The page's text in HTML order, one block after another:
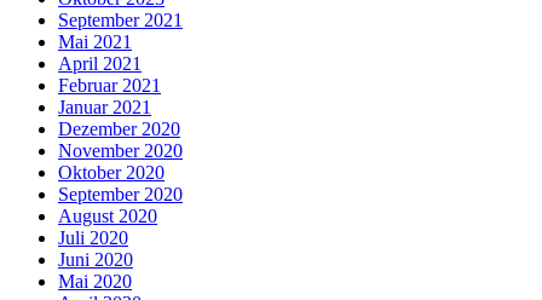
September 2021
Mai 2021
April 2021
Februar 2021
Januar 2021
Dezember 2020
November 2020
Oktober 2020
September 2020
August 2020
Juli 2020
Juni 2020
Mai 2020